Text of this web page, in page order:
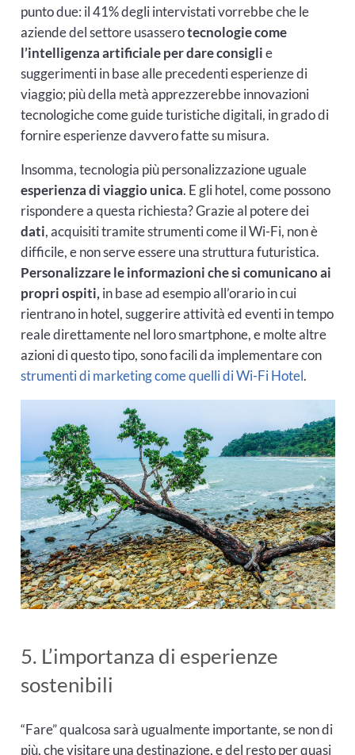
punto due: il 41% degli intervistati vorrebbe che le
aziende del settore usasserotecnologie come
l’intelligenza artificiale per dare consiglie
suggerimenti in base alle precedenti esperienze di
viaggio; più della metà apprezzerebbe innovazioni
tecnologiche come guide turistiche digitali, in grado di
fornire esperienze davvero fatte su misura.
Insomma, tecnologia più personalizzazione uguale
esperienza di viaggio unica. E gli hotel, come possono
rispondere a questa richiesta? Grazie al potere dei
dati, acquisiti tramite strumenti come il Wi-Fi, non è
difficile, e non serve essere una struttura futuristica.
Personalizzare le informazioni che si comunicano ai
propri ospiti, in base ad esempio all’orario in cui
rientrano in hotel, suggerire attività ed eventi in tempo
reale direttamente nel loro smartphone, e molte altre
azioni di questo tipo, sono facili da implementare con
strumenti di marketing come quelli di Wi-Fi Hotel.
5. L’importanza di esperienze
sostenibili
“Fare” qualcosa sarà ugualmente importante, se non di
più, che visitare una destinazione, e del resto per quasi